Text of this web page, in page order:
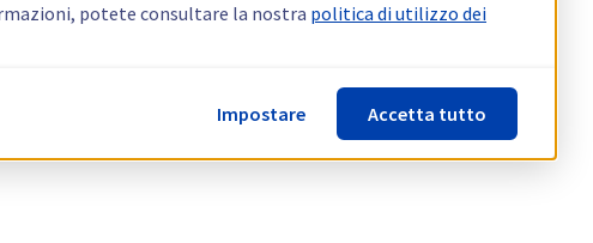
potete consultare la nostra politica di utilizzo dei
Impostare Accetta tutto